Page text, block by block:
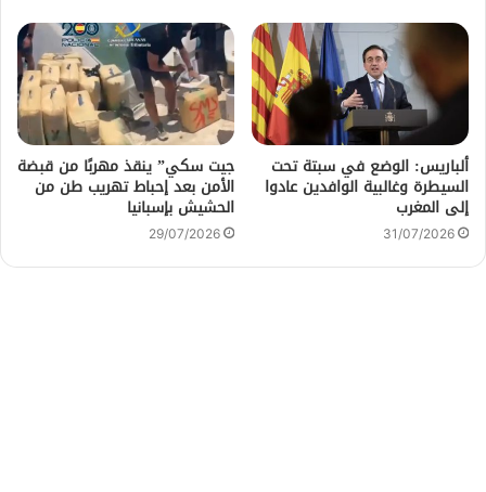
ألباريس: الوضع في سبتة تحت
السيطرة وغالبية الوافدين عادوا
إلى المغرب
31/07/2026
جيت سكي” ينقذ مهربًا من قبضة
الأمن بعد إحباط تهريب طن من
الحشيش بإسبانيا
29/07/2026